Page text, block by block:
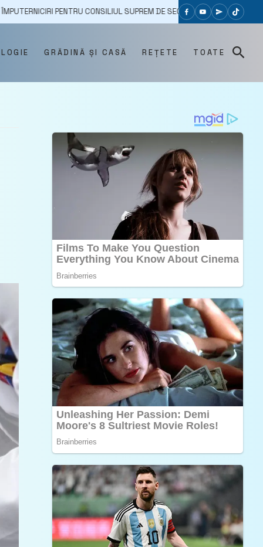
PENTRU CONSILIUL SUPREM DE SECURITATE – DIN ORGAN CONSULTATIV
GRĂDINĂ ȘI CASĂ REȚETE TOATE